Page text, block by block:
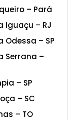
– Pará
Iguaçu – RJ
Odessa – SP
Serrana –
– SP
– SC
– TO